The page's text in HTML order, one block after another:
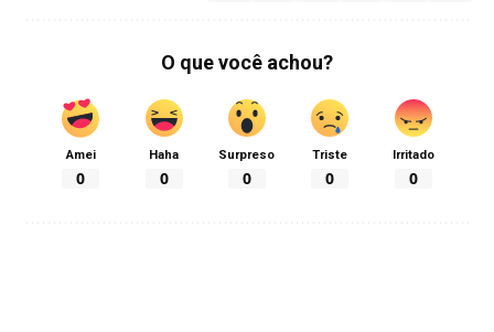
O que você achou?
Amei
0
Haha
0
Surpreso
0
Triste
0
Irritado
0